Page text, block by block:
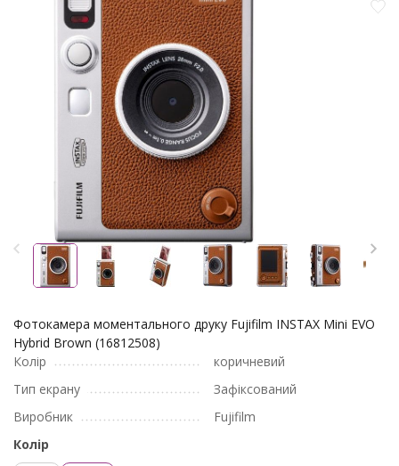
Фотокамера моментального друку Fujifilm INSTAX Mini EVO
Hybrid Brown (16812508)
Колір
коричневий
Тип екрану
Зафіксований
Виробник
Fujifilm
Колір